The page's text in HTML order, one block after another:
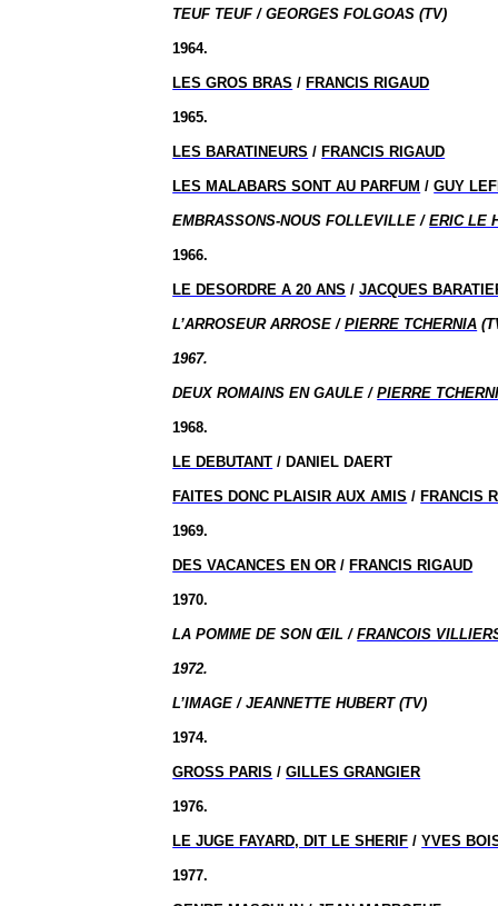
TEUF TEUF/ GEORGES FOLGOAS (TV)
1964.
LES GROS BRAS / FRANCIS RIGAUD
1965.
LES BARATINEURS / FRANCIS RIGAUD
LES MALABARS SONT AU PARFUM /GUY
EMBRASSONS-NOUS FOLLEVILLE /ERIC LE
1966.
LE DESORDRE A 20 ANS /JACQUES
L’ARROSEUR ARROSE /PIERRE TCHERNIA
1967.
DEUX ROMAINS EN GAULE /PIERRE
1968.
LE DEBUTANT / DANIEL DAERT
FAITES DONC PLAISIR AUX AMIS / FRANCIS
1969.
DES VACANCES EN OR / FRANCIS RIGAUD
1970.
LA POMME DE SON ŒIL /FRANCOIS
1972.
L’IMAGE / JEANNETTE HUBERT (TV)
1974.
GROSS PARIS /GILLES GRANGIER
1976.
LE JUGE FAYARD, DIT LE SHERIF /YVES
1977.